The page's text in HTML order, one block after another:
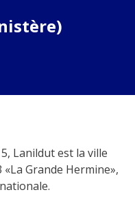
Lanildut est la ville
Grande Hermine»,